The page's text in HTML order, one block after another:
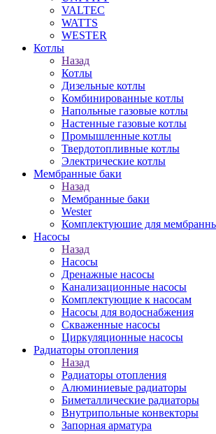
VALTEC
WATTS
WESTER
Котлы
Назад
Котлы
Дизельные котлы
Комбинированные котлы
Напольные газовые котлы
Настенные газовые котлы
Промышленные котлы
Твердотопливные котлы
Электрические котлы
Мембранные баки
Назад
Мембранные баки
Wester
Комплектуюшие для
Насосы
Назад
Насосы
Дренажные насосы
Канализационные насосы
Комплектующие к насосам
Насосы для водоснабжения
Скваженные насосы
Циркуляционные насосы
Радиаторы отопления
Назад
Радиаторы отопления
Алюминиевые радиаторы
Биметаллические радиаторы
Внутрипольные конвекторы
Запорная арматура